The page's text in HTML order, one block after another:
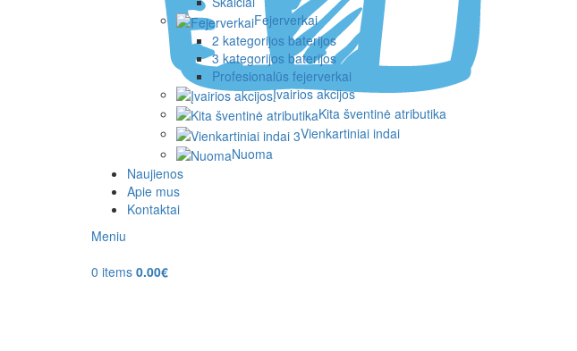
Fejerverkai
2 kategorijos baterijos
3 kategorijos baterijos
Profesionalūs fejerverkai
Įvairios akcijos
Kita šventinė atributika
Vienkartiniai indai
Nuoma
Naujienos
Apie mus
Kontaktai
Meniu
0 items 0.00€